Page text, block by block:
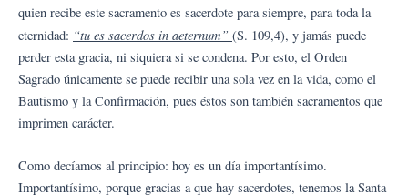
quien recibe este sacramento es sacerdote para siempre, para toda la
eternidad: “tu es sacerdos in aeternum” (S. 109,4), y jamás puede
perder esta gracia, ni siquiera si se condena. Por esto, el Orden
Sagrado únicamente se puede recibir una sola vez en la vida, como el
Bautismo y la Confirmación, pues éstos son también sacramentos que
imprimen carácter.
Como decíamos al principio: hoy es un día importantísimo.
Importantísimo, porque gracias a que hay sacerdotes, tenemos la Santa